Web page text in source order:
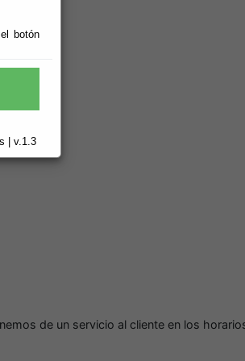
botón
| v.1.3
de un servicio al cliente en los